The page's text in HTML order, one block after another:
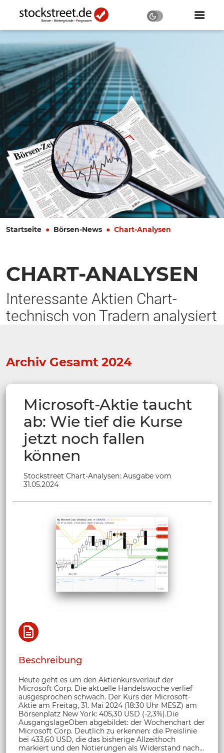
Startseite Börsen-News Chart-Analysen
CHART-ANALYSEN
Interessante Aktien Chart-
technisch von Tradern analysiert
Archiv Gesamt 2024
Microsoft-Aktie taucht
ab: Wie tief die Kurse
jetzt noch fallen
können
Stockstreet Chart-Analysen: Ausgabe vom
31.05.2024
Beschreibung
Heute geht es um den Aktienkursverlauf der
Microsoft Corp. Die aktuelle Handelswoche verlief
ausgesprochen schwach. Der Kurs der Microsoft-
Aktie am Freitag, 31. Mai 2024 (18:30 Uhr MESZ) am
Börsenplatz New York: 405,30 USD (-2,3%).Die
AusgangslageOben abgebildet: der Wochenchart der
Microsoft Corp. Deutlich zu erkennen: die Preislinie
bei 433,60 USD, die das bisherige Allzeithoch
markiert und den Notierungen als Widerstand nach...